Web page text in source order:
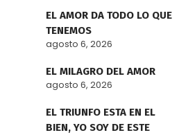
EL AMOR DA TODO LO QUE
TENEMOS
agosto 6, 2026
EL MILAGRO DEL AMOR
agosto 6, 2026
EL TRIUNFO ESTA EN EL
BIEN, YO SOY DE ESTE